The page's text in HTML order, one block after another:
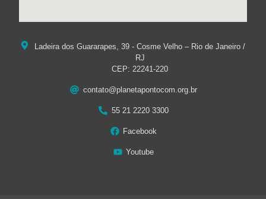
Ladeira dos Guararapes, 39 - Cosme Velho – Rio de Janeiro /
RJ
CEP: 22241-220
contato@planetapontocom.org.br
55 21 2220 3300
Facebook
Youtube